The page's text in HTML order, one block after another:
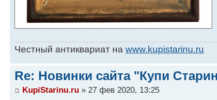
Честный антиквариат на www.kupistarinu.ru
Re: Новинки сайта "Купи
KupiStarinu.ru » 27 фев 2020, 13:25